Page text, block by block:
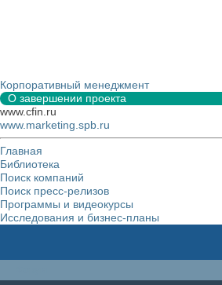
Корпоративный менеджмент
О завершении проекта
www.cfin.ru
www.marketing.spb.ru
Главная
Библиотека
Поиск компаний
Поиск пресс-релизов
Программы и видеокурсы
Исследования и бизнес-планы